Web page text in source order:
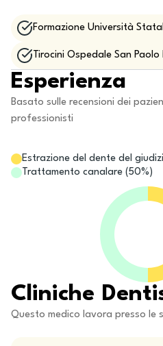
Formazione Università
Tirocini Ospedale San Paolo
Esperienza
Basato sulle recensioni dei
professionisti
Estrazione del dente del
Trattamento canalare (50%)
Cliniche
Questo medico lavora presso le